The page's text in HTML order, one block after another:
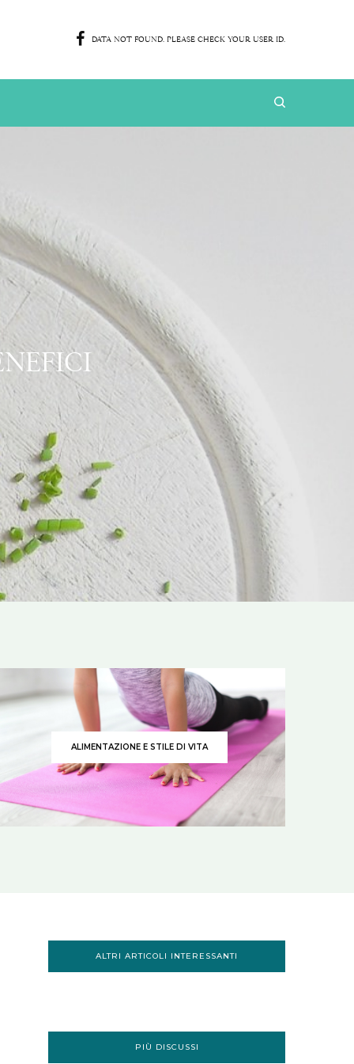
DATA NOT FOUND. PLEASE CHECK YOUR USER ID.
ALIMENTAZIONE E STILE DI VITA
ALTRI ARTICOLI INTERESSANTI
PIÙ DISCUSSI